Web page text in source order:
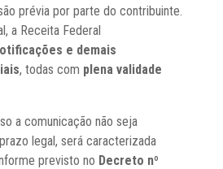
prévia por parte do contribuinte.
a Receita Federal
e demais
, todas com plena validade
a comunicação não seja
legal, será caracterizada
previsto no Decreto nº